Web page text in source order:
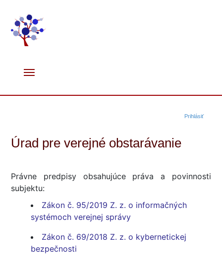
Prihlásiť
Úrad pre verejné obstarávanie
Právne predpisy obsahujúce práva a povinnosti
subjektu:
Zákon č. 95/2019 Z. z. o informačných
systémoch verejnej správy
Zákon č. 69/2018 Z. z. o kybernetickej
bezpečnosti